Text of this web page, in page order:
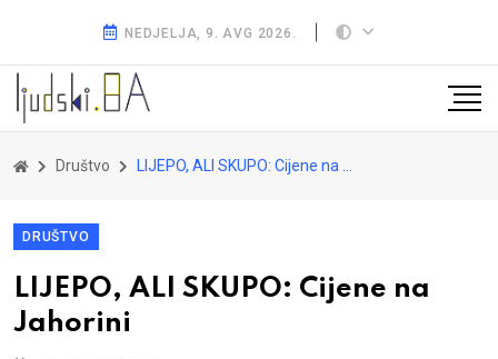
NEDJELJA, 9. AVG 2026.
Društvo LIJEPO, ALI SKUPO: Cijene na Jahorini
DRUŠTVO
LIJEPO, ALI SKUPO: Cijene na
Jahorini